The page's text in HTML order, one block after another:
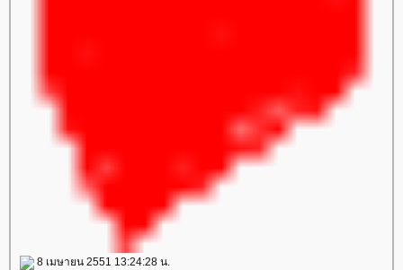
8 เมษายน 2551 13:24:28 น.